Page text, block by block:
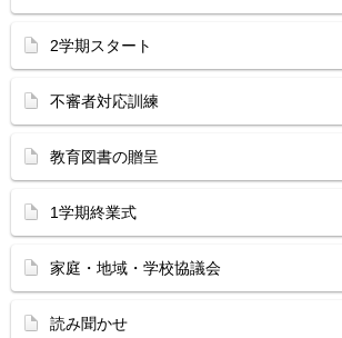
2学期スタート
不審者対応訓練
教育図書の贈呈
1学期終業式
家庭・地域・学校協議会
読み聞かせ